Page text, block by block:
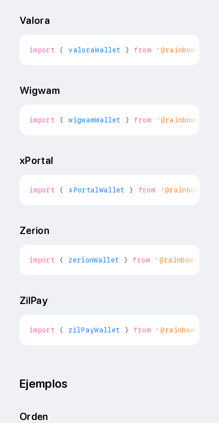
Valora
import { valoraWallet } from '@rainbow-
Wigwam
import { wigwamWallet } from '@rainbow-
xPortal
import { xPortalWallet } from '@rainbow-
Zerion
import { zerionWallet } from '@rainbow-
ZilPay
import { zilPayWallet } from '@rainbow-
Ejemplos
Orden